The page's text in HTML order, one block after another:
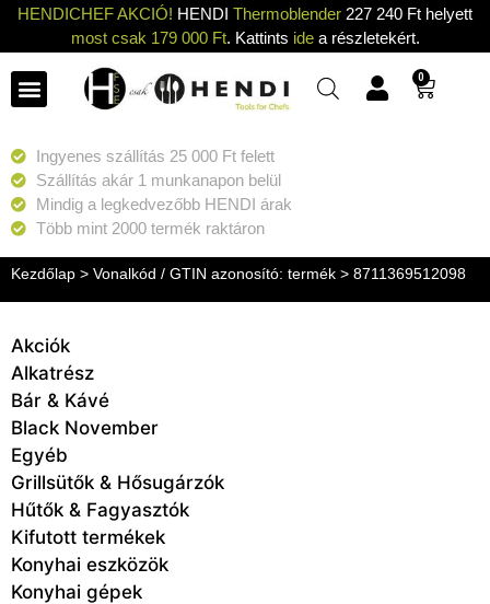
HENDICHEF AKCIÓ! HENDI Thermoblender 227 240 Ft helyett
most csak 179 000 Ft. Kattints idea részletekért.
0
Ingyenes szállítás 25 000 Ft felett
Szállítás akár 1 munkanapon belül
Mindig a legkedvezőbb HENDI árak
Több mint 2000 termék raktáron
Kezdőlap > Vonalkód / GTIN azonosító: termék > 8711369512098
Akciók
Alkatrész
Bár & Kávé
Black November
Egyéb
Grillsütők & Hősugárzók
Hűtők & Fagyasztók
Kifutott termékek
Konyhai eszközök
Konyhai gépek